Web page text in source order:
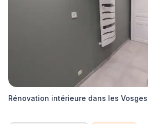
Rénovation intérieure dans les